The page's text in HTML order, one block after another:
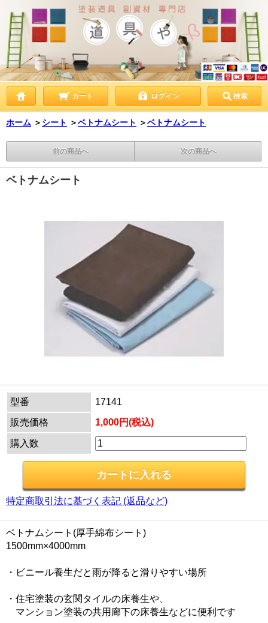
カート ログイン 検索
ホーム ＞ シート ＞ベトナムシート ＞ベトナムシート
前の商品へ 次の商品へ
ベトナムシート
型番
17141
販売価格
1,000円(税込)
購入数
特定商取引法に基づく表記 (返品など)
ベトナムシート(厚手綿布シート)
1500mm×4000mm
・ビニール養生だと雨が降ると滑りやすい場所
・住宅塗装の玄関タイルの床養生や、
マンション塗装の共用廊下の床養生などに便利です